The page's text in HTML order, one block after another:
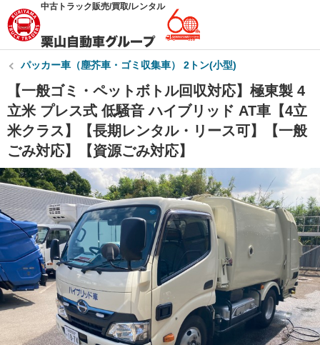
中古トラック販売/買取/レンタル
パッカー車（塵芥車・ゴミ収集車） 2トン(小型)
【一般ゴミ・ペットボトル回収対応】極東製 4
立米 プレス式 低騒音 ハイブリッド AT車【4立
米クラス】【長期レンタル・リース可】【一般
ごみ対応】【資源ごみ対応】